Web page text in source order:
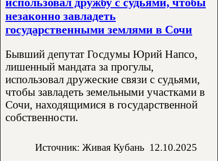
незаконно завладеть
государственными землями в Сочи
Бывший депутат Госдумы Юрий Напсо,
лишенный мандата за прогулы,
использовал дружеские связи с судьями,
чтобы завладеть земельными участками в
Сочи, находящимися в государственной
собственности.
Источник: Живая Кубань 12.10.2025